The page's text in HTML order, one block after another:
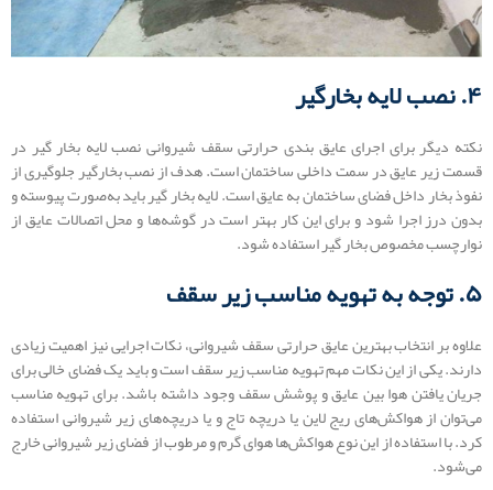
۴. نصب لایه بخارگیر
نکته دیگر برای اجرای عایق ‌‌بندی حرارتی سقف شیروانی نصب لایه بخار گیر در
قسمت زیر عایق در سمت داخلی ساختمان است. هدف از نصب بخارگیر جلوگیری از
نفوذ بخار داخل فضای ساختمان به عایق است. لایه بخار گیر باید به‌صورت پیوسته و
بدون درز اجرا شود و برای این کار بهتر است در گوشه‌ها و محل اتصالات عایق از
نوارچسب مخصوص بخار گیر استفاده شود.
۵. توجه به تهویه مناسب زیر سقف
علاوه بر انتخاب بهترین عایق حرارتی سقف شیروانی، نکات اجرایی نیز اهمیت زیادی
دارند. یکی از این نکات مهم تهویه مناسب زیر سقف است و باید یک فضای خالی برای
جریان یافتن هوا بین عایق و پوشش سقف وجود داشته باشد. برای تهویه مناسب
می‌توان از هواکش‌های ریج لاین یا دریچه تاج و یا دریچه‌های زیر شیروانی استفاده
کرد. با استفاده از این نوع هواکش‌ها هوای گرم و مرطوب از فضای زیر شیروانی خارج
می‌شود.